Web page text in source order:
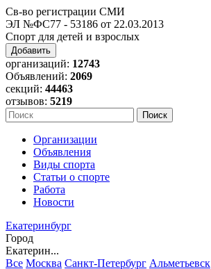
Св-во регистрации СМИ
ЭЛ №ФС77 - 53186 от 22.03.2013
Спорт для детей и взрослых
Добавить
организаций: 12743
Объявлений: 2069
секций: 44463
отзывов: 5219
Организации
Объявления
Виды спорта
Статьи о спорте
Работа
Новости
Екатеринбург
Город
Екатерин...
Все Москва Санкт-Петербург Альметьевск